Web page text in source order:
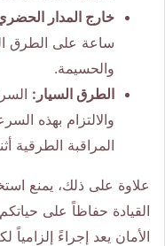
خارج المدار
ساعة على الطرق
والحسيمة.
الطرق السيار:
والالتزام بهذه
المراقبة الطرقية
علاوة على ذلك، يمنع
القيادة حفاظاً على
الأمان يعد إجراءً